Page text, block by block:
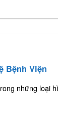
Bệnh Viện
những loại